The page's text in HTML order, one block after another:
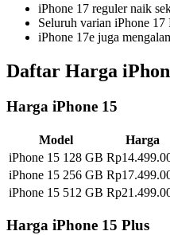
iPhone 17 reguler naik
Seluruh varian iPhone
iPhone 17e juga
Daftar Harga
Harga iPhone 15
Model
Harga
iPhone 15 128 GB
iPhone 15 256 GB
iPhone 15 512 GB
Harga iPhone 15 Plus